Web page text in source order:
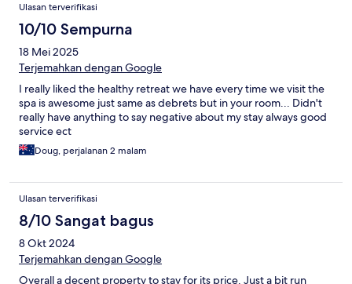
Ulasan terverifikasi
10/10 Sempurna
18 Mei 2025
Terjemahkan dengan Google
I really liked the healthy retreat we have every time we visit the
spa is awesome just same as debrets but in your room... Didn't
really have anything to say negative about my stay always good
service ect
Doug, perjalanan 2 malam
Ulasan terverifikasi
8/10 Sangat bagus
8 Okt 2024
Terjemahkan dengan Google
Overall a decent property to stay for its price. Just a bit run